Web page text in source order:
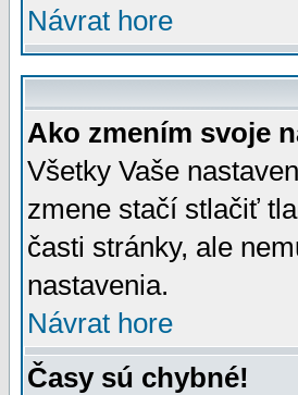
Návrat hore
Ako zmením svoje
Všetky Vaše
zmene stačí stlačiť
časti stránky, ale
nastavenia.
Návrat hore
Časy sú chybné!